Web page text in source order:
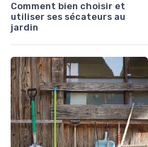
Comment bien choisir et
utiliser ses sécateurs au
jardin